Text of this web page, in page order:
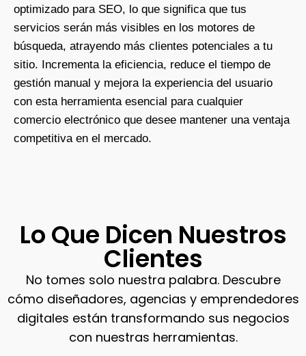
optimizado para SEO, lo que significa que tus
servicios serán más visibles en los motores de
búsqueda, atrayendo más clientes potenciales a tu
sitio. Incrementa la eficiencia, reduce el tiempo de
gestión manual y mejora la experiencia del usuario
con esta herramienta esencial para cualquier
comercio electrónico que desee mantener una ventaja
competitiva en el mercado.
Lo Que Dicen Nuestros
Clientes
No tomes solo nuestra palabra. Descubre
cómo diseñadores, agencias y emprendedores
digitales están transformando sus negocios
con nuestras herramientas.